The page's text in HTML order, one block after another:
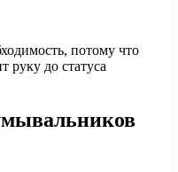
потому что
руку до статуса